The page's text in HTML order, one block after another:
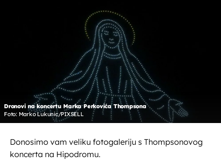
Dronovi na koncertu Marka Perkovića Thompsona
Foto: Marko Lukunic/PIXSELL
Donosimo vam veliku fotogaleriju s Thompsonovog
koncerta na Hipodromu.
OMOGUĆI OBAVIJESTI